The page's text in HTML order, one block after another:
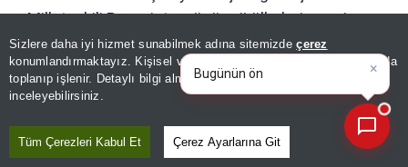
Sizlere daha iyi hizmet sunabilmek adına sitemizdeçerez
konumlandırmaktayız. Kişisel verileriniz, KVKK ve GDPR kapsamında
toplanıp işlenir. Detaylı bilgi almak içinAydınlatma Metnimizi
inceleyebilirsiniz.
Tüm Çerezleri Kabul Et Çerez Ayarlarına Git
Milletvekili Panayiotou, üçüncü ülkelerin seçim
kampanyalarının Güney Kıbrıs'ta yürütülmesinin
yasaklanmasını talep etti.
Editör :SEVDA KILIÇ|Kaynak: TÜRKİYE GAZETESİ
×
Bugünün öne çıkan manşetleri
ve gelişmeleri neler?